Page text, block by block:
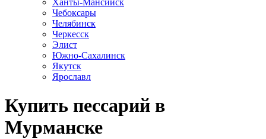
Чебоксары
Челябинск
Черкесск
Элист
Южно-Сахалинск
Якутск
Ярославл
Купить пессарий в
Мурманске